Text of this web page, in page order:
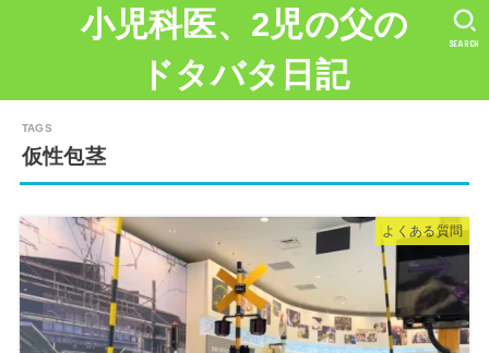
小児科医、2児の父の
ドタバタ日記
SEARCH
仮性包茎
よくある質問